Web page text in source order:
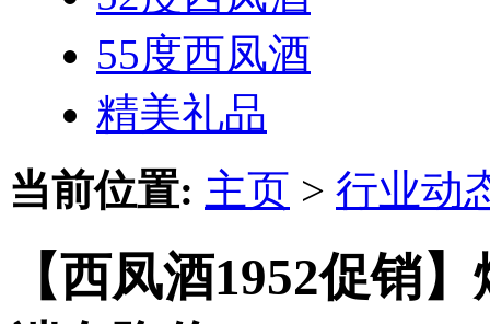
55度西凤酒
精美礼品
当前位置: 主页 > 行业动
【西凤酒1952促销